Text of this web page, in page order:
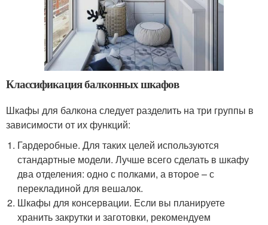
Классификация балконных шкафов
Шкафы для балкона следует разделить на три группы в
зависимости от их функций:
Гардеробные. Для таких целей используются
стандартные модели. Лучше всего сделать в шкафу
два отделения: одно с полками, а второе – с
перекладиной для вешалок.
Шкафы для консервации. Если вы планируете
хранить закрутки и заготовки, рекомендуем